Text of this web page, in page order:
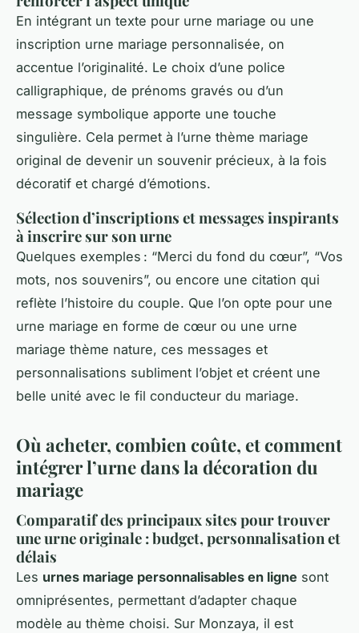
En intégrant un texte pour urne mariage ou une
inscription urne mariage personnalisée, on
accentue l’originalité. Le choix d’une police
calligraphique, de prénoms gravés ou d’un
message symbolique apporte une touche
singulière. Cela permet à l’urne thème mariage
original de devenir un souvenir précieux, à la fois
décoratif et chargé d’émotions.
Sélection d’inscriptions et messages inspirants
à inscrire sur son urne
Quelques exemples : “Merci du fond du cœur”, “Vos
mots, nos souvenirs”, ou encore une citation qui
reflète l’histoire du couple. Que l’on opte pour une
urne mariage en forme de cœur ou une urne
mariage thème nature, ces messages et
personnalisations subliment l’objet et créent une
belle unité avec le fil conducteur du mariage.
Où acheter, combien coûte, et comment
intégrer l’urne dans la décoration du
mariage
Comparatif des principaux sites pour trouver
une urne originale : budget, personnalisation et
délais
Les urnes mariage personnalisables en ligne sont
omniprésentes, permettant d’adapter chaque
modèle au thème choisi. Sur Monzaya, il est